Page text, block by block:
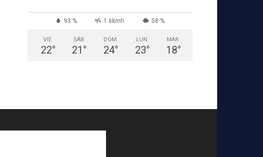
93 % 1.6kmh 58 %
VIE
22°
SÁB
21 °
DOM
24°
LUN
23°
MAR
18°